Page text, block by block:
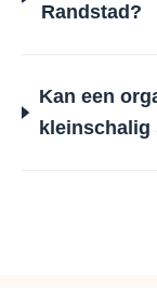
Randstad?
Kan een
kleinschalig